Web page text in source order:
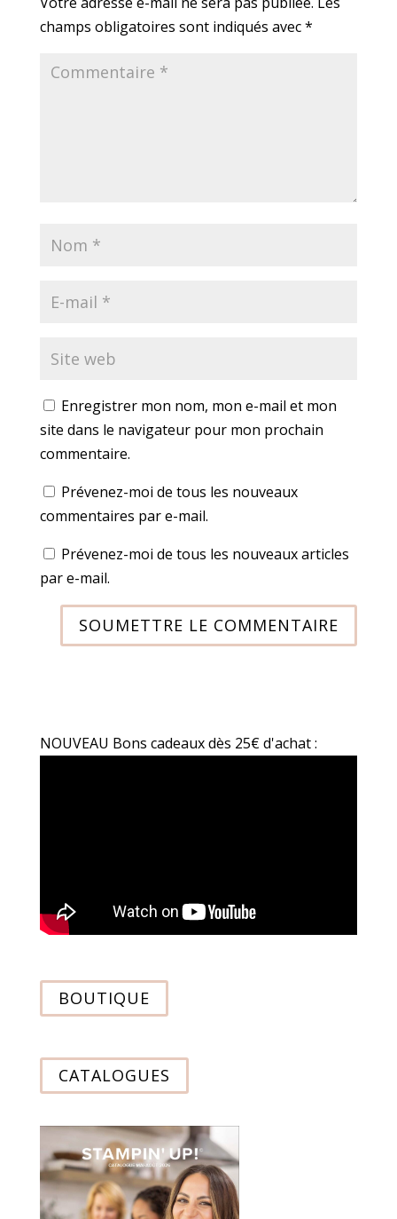
champs obligatoires sont indiqués avec*
Enregistrer mon nom, mon e-mail et mon
site dans le navigateur pour mon prochain
commentaire.
Prévenez-moi de tous les nouveaux
commentaires par e-mail.
Prévenez-moi de tous les nouveaux articles
par e-mail.
SOUMETTRE LE COMMENTAIRE
NOUVEAU Bons cadeaux dès 25€ d'achat :
BOUTIQUE
CATALOGUES